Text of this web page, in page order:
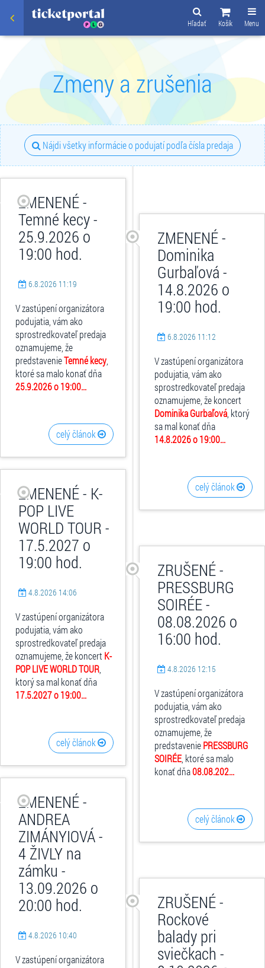
Menu
Košík
Hľadať
Zmeny a zrušenia
Nájdi všetky informácie o podujatí podľa čísla predaja
ZMENENÉ -
Temné kecy -
25.9.2026 o
19:00 hod.
6.8.2026 11:19
V zastúpení organizátora
podujatia, vám ako
sprostredkovateľ predaja
oznamujeme, že
predstavenieTemné kecy
ktoré sa malo konať dňa
25.9.2026 o 19:00...
celý článok
ZMENENÉ -
Dominika
Gurbaľová -
14.8.2026 o
19:00 hod.
6.8.2026 11:12
V zastúpení organizátora
podujatia, vám ako
sprostredkovateľ predaja
oznamujeme, že koncert
Dominika Gurbaľová , ktorý
sa mal konať dňa
14.8.2026 o 19:00...
celý článok
ZMENENÉ - K-
POP LIVE
WORLD TOUR -
17.5.2027 o
19:00 hod.
4.8.2026 14:06
V zastúpení organizátora
podujatia, vám ako
sprostredkovateľ predaja
oznamujeme, že koncert K-
POP LIVE WORLD TOUR
ktorý sa mal konať dňa
17.5.2027 o 19:00...
celý článok
ZRUŠENÉ -
PRESSBURG
SOIRÉE -
08.08.2026 o
16:00 hod.
4.8.2026 12:15
V zastúpení organizátora
podujatia, vám ako
sprostredkovateľ predaja
oznamujeme, že
predstaveniePRESSBURG
SOIRÉE , ktoré sa malo
konať dňa08.08.202...
celý článok
ZMENENÉ -
ANDREA
ZIMÁNYIOVÁ -
4 ŽIVLY na
zámku -
13.09.2026 o
20:00 hod.
4.8.2026 10:40
V zastúpení organizátora
ZRUŠENÉ -
Rockové
balady pri
sviečkach -